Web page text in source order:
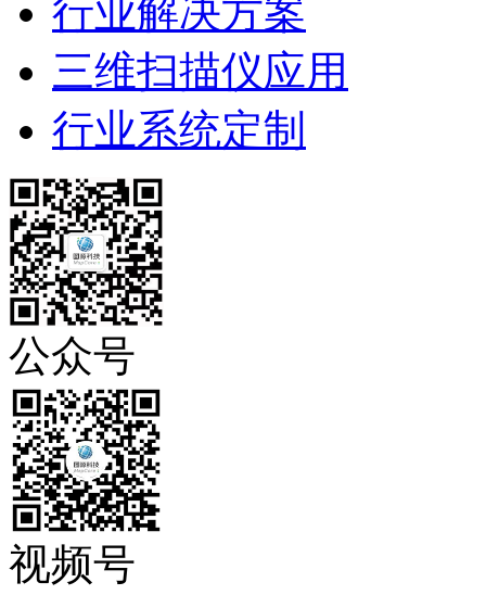
行业解决方案
三维扫描仪应用
行业系统定制
公众号
视频号